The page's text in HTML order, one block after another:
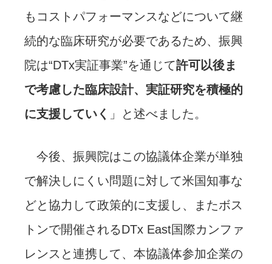
もコストパフォーマンスなどについて継
続的な臨床研究が必要であるため、振興
院は“DTx実証事業”を通じて許可以後ま
で考慮した臨床設計、実証研究を積極的
に支援していく 」と述べました。
今後、振興院はこの協議体企業が単独
で解決しにくい問題に対して米国知事な
どと協力して政策的に支援し、またボス
トンで開催されるDTx East国際カンファ
レンスと連携して、本協議体参加企業の